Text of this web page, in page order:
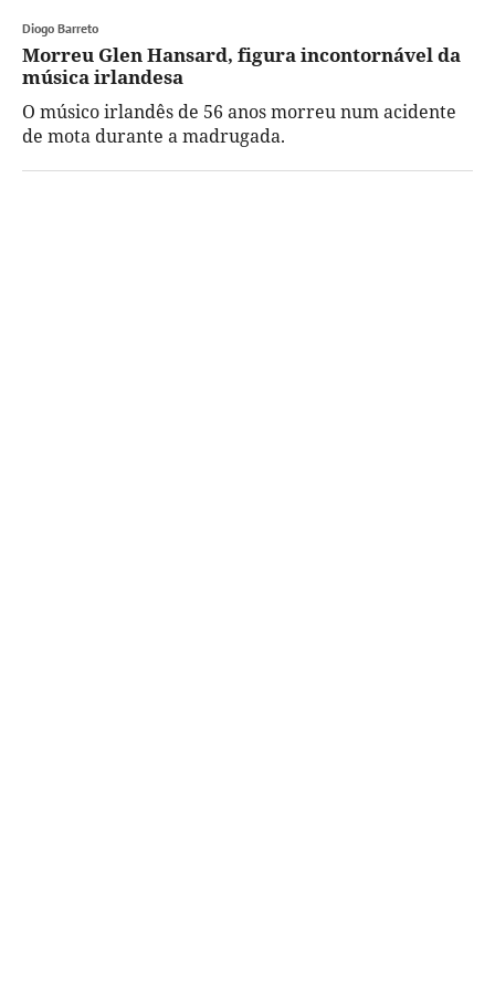
Diogo Barreto
Morreu Glen Hansard, figura incontornável da
música irlandesa
O músico irlandês de 56 anos morreu num acidente
de mota durante a madrugada.